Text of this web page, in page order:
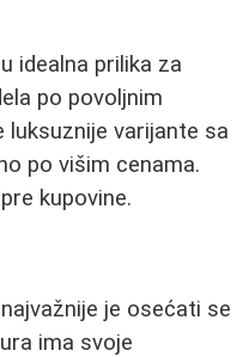
idealna prilika za
po povoljnim
luksuznije varijante sa
po višim cenama.
kupovine.
je osećati se
ima svoje